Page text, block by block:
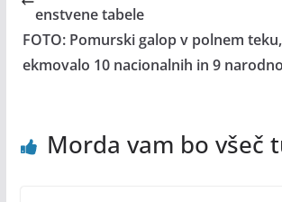
enstvene tabele
FOTO: Pomurski galop v polnem
ekmovalo 10 nacionalnih in 9
Morda vam bo všeč